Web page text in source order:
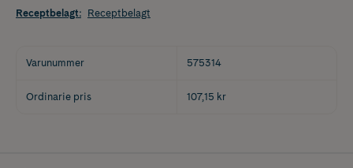
Receptbelagt: Receptbelagt
Varunummer 575314
Ordinarie pris 107,15 kr